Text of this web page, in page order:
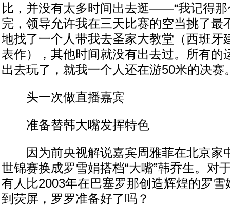
比，并没有太多时间出去逛——“我记得
完，领导允许我在三天比赛的空当挑了最
地找了一个人带我去圣家大教堂（西班牙
表作），其他时间就没有出去过。所有的
出去玩了，就我一个人还在游50米的决赛
头一次做直播嘉宾
准备替韩大嘴发挥特色
因为前央视解说嘉宾周雅菲在北京家
世锦赛换成罗雪娟搭档“大嘴”韩乔生。对
有人比2003年在巴塞罗那创造辉煌的罗
到荧屏，罗罗准备好了吗？